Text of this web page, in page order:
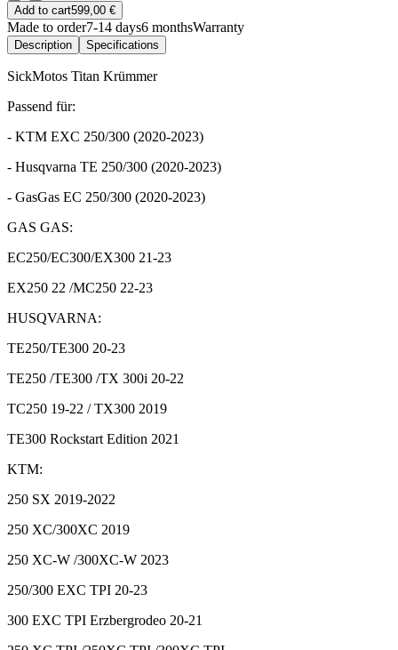
Add to cart599,00 €
Made to order7-14 days6 monthsWarranty
Description Specifications
SickMotos Titan Krümmer
Passend für:
- KTM EXC 250/300 (2020-2023)
- Husqvarna TE 250/300 (2020-2023)
- GasGas EC 250/300 (2020-2023)
GAS GAS:
EC250/EC300/EX300 21-23
EX250 22 /MC250 22-23
HUSQVARNA:
TE250/TE300 20-23
TE250 /TE300 /TX 300i 20-22
TC250 19-22 / TX300 2019
TE300 Rockstart Edition 2021
KTM:
250 SX 2019-2022
250 XC/300XC 2019
250 XC-W /300XC-W 2023
250/300 EXC TPI 20-23
300 EXC TPI Erzbergrodeo 20-21